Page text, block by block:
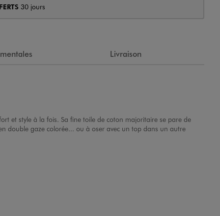
30 jours
Livraison
et style à la fois. Sa fine toile de coton majoritaire se pare de
double gaze colorée... ou à oser avec un top dans un autre